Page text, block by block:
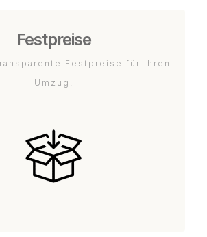
Festpreise
Festpreise für Ihren
Umzug.